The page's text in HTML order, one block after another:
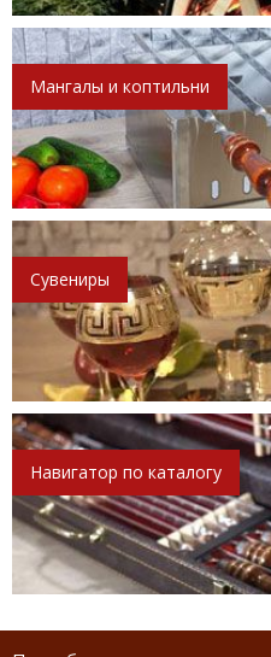
Мангалы и коптильни
Сувениры
Навигатор по каталогу